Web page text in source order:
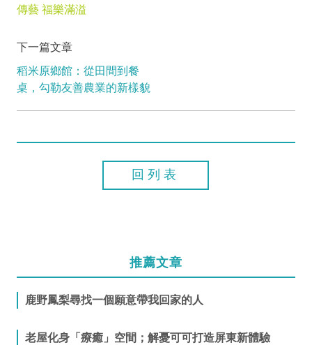
傳藝 福樂滿溢
下一篇文章
稻米原鄉館：從田間到餐
桌，勾勒友善農業的新樣貌
回列表
推薦文章
鹿野鳳梨尋找一個願意帶我回家的人
老屋化身「療癒」空間；解憂可可打造屏東新體驗